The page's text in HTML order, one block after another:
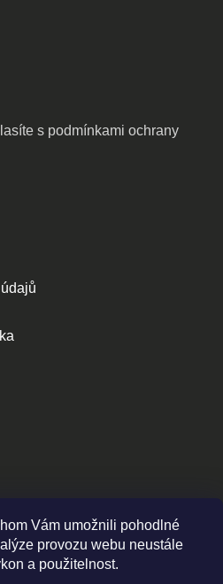
Vám umožnili pohodlné
provozu webu neustále
a použitelnost.
s podmínkami ochrany